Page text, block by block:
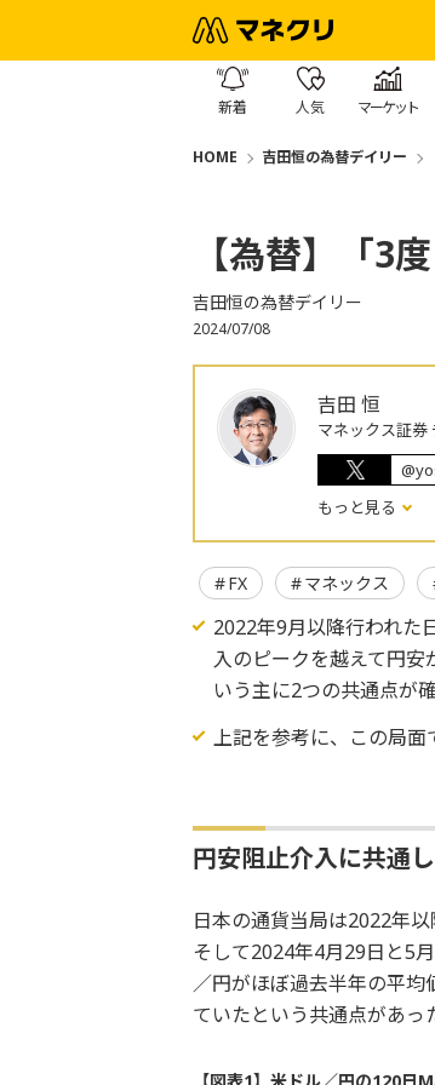
新着 人気 マーケット
HOME 吉田恒の為替デイリー
【為替】「3
吉田恒の為替デイリー
2024/07/08
吉田 恒
マネックス証券
もっと見る
FX マネックス
2022年9月以降行われた
入のピークを越えて円
いう主に2つの共通点が
上記を参考に、この局面
円安阻止介入に共通
日本の通貨当局は2022年
そして2024年4月29日と5
／円がほぼ過去半年の平
ていたという共通点があっ